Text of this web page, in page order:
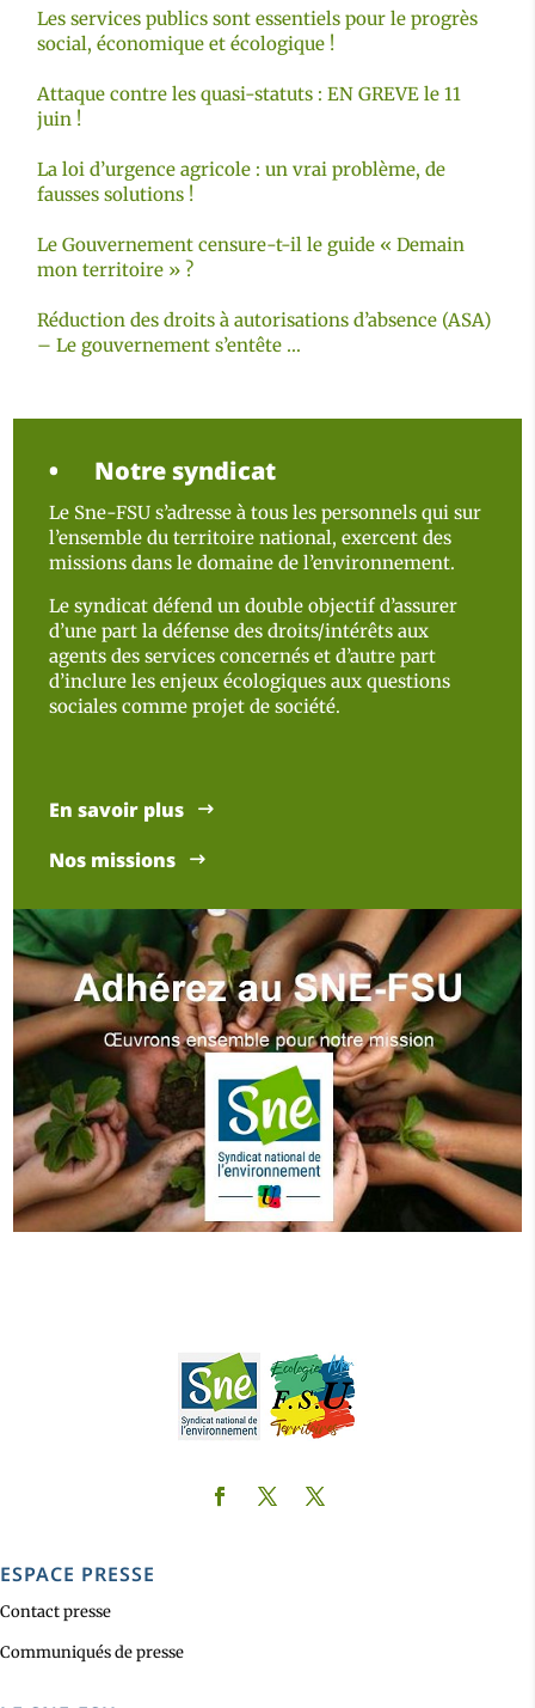
Les services publics sont essentiels pour le progrès
social, économique et écologique !
Attaque contre les quasi-statuts : EN GREVE le 11
juin !
La loi d’urgence agricole : un vrai problème, de
fausses solutions !
Le Gouvernement censure-t-il le guide « Demain
mon territoire » ?
Réduction des droits à autorisations d’absence (ASA)
– Le gouvernement s’entête …
Notre syndicat
Le Sne-FSU s’adresse à tous les personnels qui sur
l’ensemble du territoire national, exercent des
missions dans le domaine de l’environnement.
Le syndicat défend un double objectif d’assurer
d’une part la défense des droits/intérêts aux
agents des services concernés et d’autre part
d’inclure les enjeux écologiques aux questions
sociales comme projet de société.
En savoir plus
Nos missions
ESPACE PRESSE
Contact presse
Communiqués de presse